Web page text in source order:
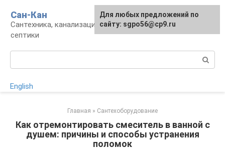
контенту
Сан-Кан
Сантехника, канализация, водопровод,
септики
English
Главная » Сантехоборудование
Как отремонтировать смеситель в ванной с
душем: причины и способы устранения
поломок
Для любых предложений по
сайту: sgpo56@cp9.ru